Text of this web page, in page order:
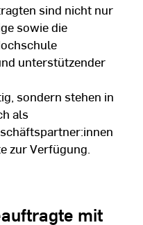
sind nicht nur
sowie die
unterstützender
sondern stehen in
als
zur Verfügung.
mit